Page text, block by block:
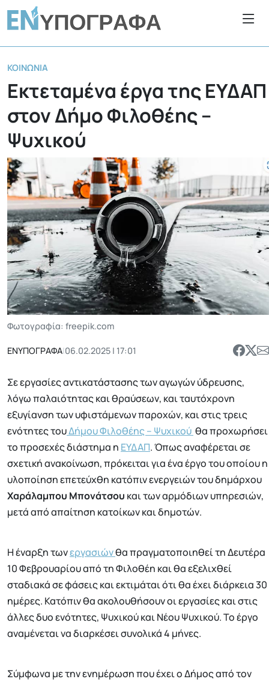
ΚΟΙΝΩΝΊΑ
Εκτεταμένα έργα της ΕΥΔΑΠ
στον Δήμο Φιλοθέης –
Ψυχικού
Φωτογραφία: freepik.com
ΕΝΥΠΟΓΡΑΦΑ|06.02.2025 | 17:01
Σε εργασίες αντικατάστασης των αγωγών ύδρευσης,
λόγω παλαιότητας και θραύσεων, και ταυτόχρονη
εξυγίανση των υφιστάμενων παροχών, και στις τρεις
ενότητες τουΔήμου Φιλοθέης – Ψυχικού θα προχωρήσει
το προσεχές διάστημα η ΕΥΔΑΠ. Όπως αναφέρεται σε
σχετική ανακοίνωση, πρόκειται για ένα έργο του οποίου η
υλοποίηση επετεύχθη κατόπιν ενεργειών του δημάρχου
Χαράλαμπου Μπονάτσου και των αρμόδιων υπηρεσιών,
μετά από απαίτηση κατοίκων και δημοτών.
Η έναρξη τωνεργασιώνθα πραγματοποιηθεί τη Δευτέρα
10 Φεβρουαρίου από τη Φιλοθέη και θα εξελιχθεί
σταδιακά σε φάσεις και εκτιμάται ότι θα έχει διάρκεια 30
ημέρες. Κατόπιν θα ακολουθήσουν οι εργασίες και στις
άλλες δυο ενότητες, Ψυχικού και Νέου Ψυχικού. Το έργο
αναμένεται να διαρκέσει συνολικά 4 μήνες.
Σύμφωνα με την ενημέρωση που έχει ο Δήμος από τον